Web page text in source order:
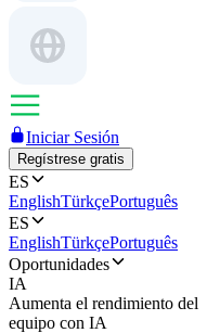
Iniciar Sesión
Regístrese gratis
ES
EnglishTürkçePortuguês
ES
EnglishTürkçePortuguês
Oportunidades
IA
Aumenta el rendimiento del
equipo con IA